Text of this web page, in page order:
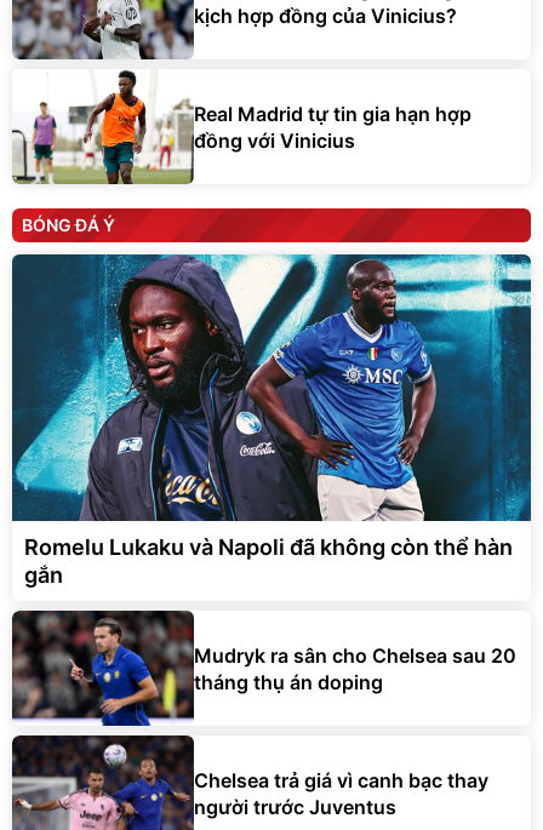
kịch hợp đồng của Vinicius?
Real Madrid tự tin gia hạn hợp
đồng với Vinicius
BÓNG ĐÁ Ý
Romelu Lukaku và Napoli đã không còn thể hàn
gắn
Mudryk ra sân cho Chelsea sau 20
tháng thụ án doping
Chelsea trả giá vì canh bạc thay
người trước Juventus